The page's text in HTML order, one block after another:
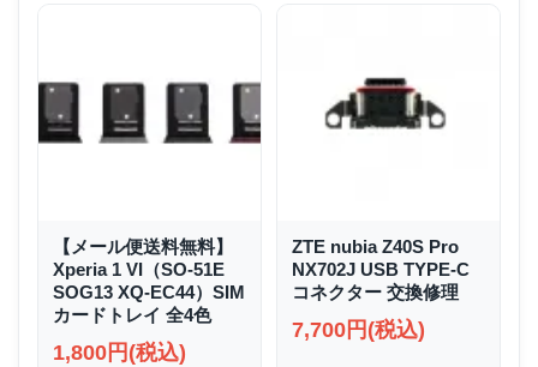
【メール便送料無料】
Xperia 1 VI（SO-51E
SOG13 XQ-EC44）SIM
カードトレイ 全4色
1,800円(税込)
ZTE nubia Z40S Pro
NX702J USB TYPE-C
コネクター 交換修理
7,700円(税込)